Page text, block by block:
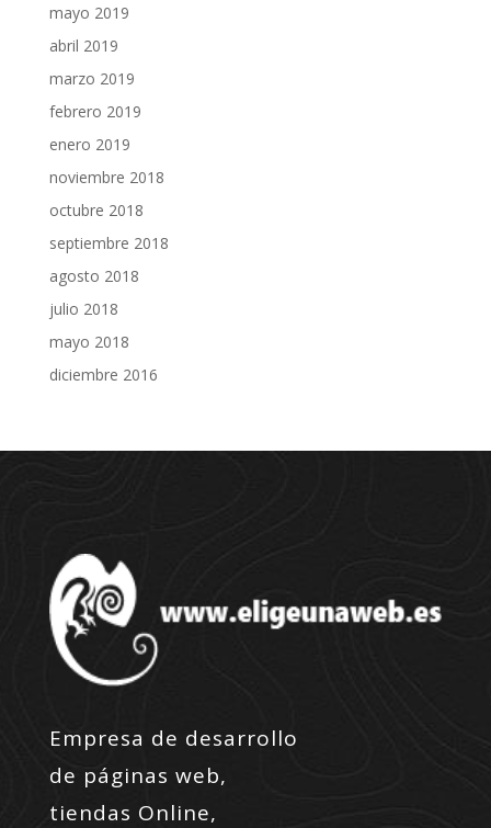
mayo 2019
abril 2019
marzo 2019
febrero 2019
enero 2019
noviembre 2018
octubre 2018
septiembre 2018
agosto 2018
julio 2018
mayo 2018
diciembre 2016
Empresa de desarrollo
de páginas web,
tiendas Online,